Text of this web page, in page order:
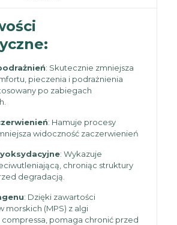
: Skutecznie zmniejsza
pieczenia i podrażnienia
po zabiegach
: Hamuje procesy
widoczność zaczerwienień
: Wykazuje
chroniąc struktury
degradacją.
: Dzięki zawartości
morskich (MPS) z algi
pomaga chronić przed